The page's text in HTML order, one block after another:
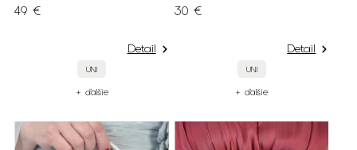
49 €
Detail
UNI
+ ďalšie
30 €
Detail
UNI
+ ďalšie